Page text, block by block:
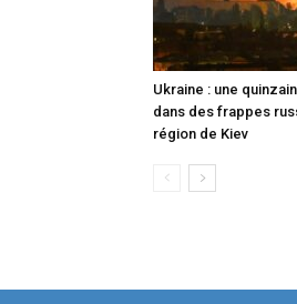
Ukraine : une
dans des frappes
région de Kiev